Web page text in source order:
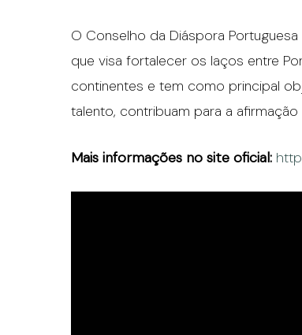
O Conselho da Diáspora
que visa fortalecer os laços entre
continentes e tem como principal
talento, contribuam para a
Mais informações no site oficial: